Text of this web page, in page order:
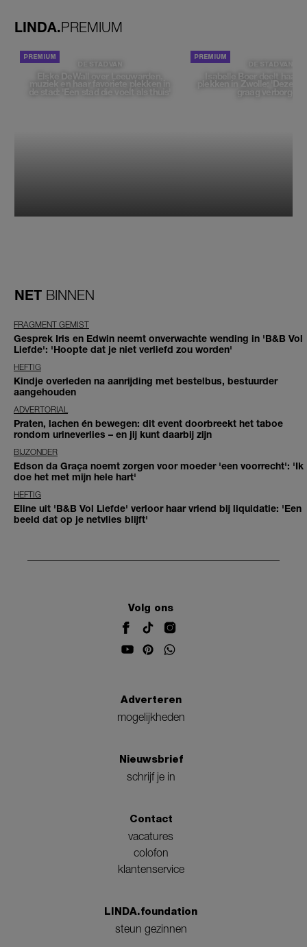
LINDA.PREMIUM
DE STAD VAN
Elske DeWall over Leeuwarden,
muziek en haar favoriete plekken in
de stad: 'Een stad die voelt als thuis'
DE STAD VAN
Isabelle Boer deelt haar
plekken in Zwolle: 'Deze
graag verborgen'
NET BINNEN
FRAGMENT GEMIST
Gesprek Iris en Edwin neemt onverwachte wending in 'B&B Vol
Liefde': 'Hoopte dat je niet verliefd zou worden'
HEFTIG
Kindje overleden na aanrijding met bestelbus, bestuurder
aangehouden
ADVERTORIAL
Praten, lachen én bewegen: dit event doorbreekt het taboe
rondom urineverlies – en jij kunt daarbij zijn
BIJZONDER
Edson da Graça noemt zorgen voor moeder 'een voorrecht': 'Ik
doe het met mijn hele hart'
HEFTIG
Eline uit 'B&B Vol Liefde' verloor haar vriend bij liquidatie: 'Een
beeld dat op je netvlies blijft'
Volg ons
Adverteren
mogelijkheden
Nieuwsbrief
schrijf je in
Contact
vacatures
colofon
klantenservice
LINDA.foundation
steun gezinnen